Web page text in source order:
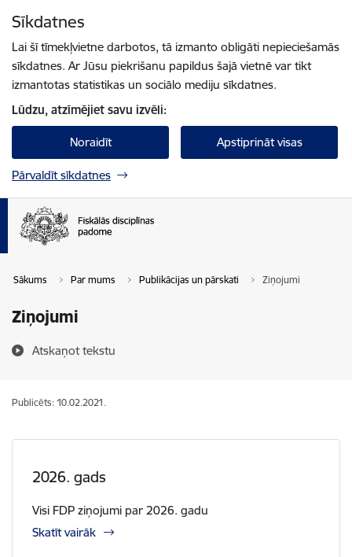
Sīkdatnes
Lai šī tīmekļvietne darbotos, tā izmanto obligāti nepieciešamās
sīkdatnes. Ar Jūsu piekrišanu papildus šajā vietnē var tikt
izmantotas statistikas un sociālo mediju sīkdatnes.
Lūdzu, atzīmējiet savu izvēli:
Noraidīt Apstiprināt visas
Pārvaldīt sīkdatnes
Sākums Par mums Publikācijas un pārskati Ziņojumi
Ziņojumi
Atskaņot tekstu
Publicēts: 10.02.2021.
2026. gads
Visi FDP ziņojumi par 2026. gadu
Skatīt vairāk